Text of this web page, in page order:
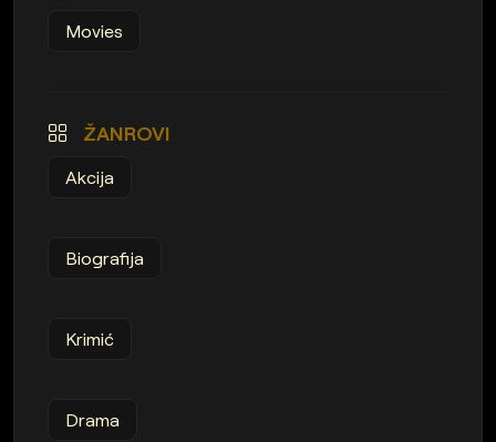
Movies
ŽANROVI
Akcija
Biografija
Krimić
Drama